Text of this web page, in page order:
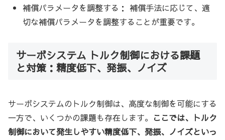
補償パラメータを調整する： 補償手法に応じて、適
切な補償パラメータを調整することが重要です。
サーボシステム トルク制御における課題
と対策：精度低下、発振、ノイズ
サーボシステムのトルク制御は、高度な制御を可能にする
一方で、いくつかの課題も存在します。 ここでは、トルク
制御において発生しやすい精度低下、発振、ノイズといっ